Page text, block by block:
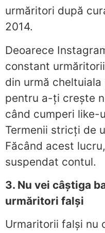
urmăritori după
2014.
Deoarece
constant
din urmă
pentru a-ți crește
când cumperi like-
Termenii stricți de
Făcând acest
suspendat contul.
3. Nu vei câștiga
urmăritori falși
Urmaritorii falși nu